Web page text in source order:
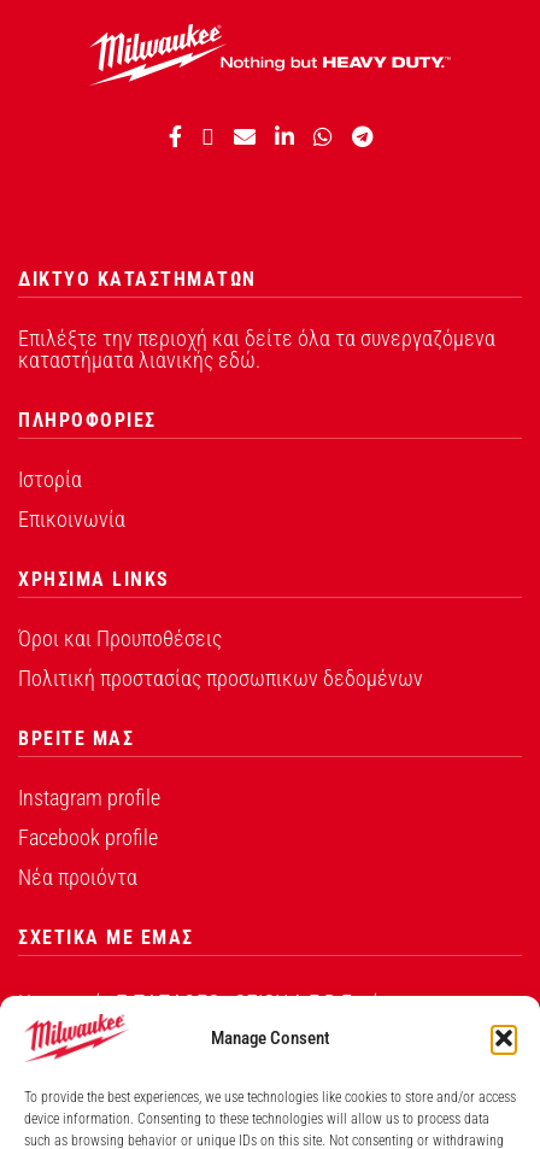
Manage Consent
To provide the best experiences, we use technologies like cookies to store and/or access
device information. Consenting to these technologies will allow us to process data
such as browsing behavior or unique IDs on this site. Not consenting or withdrawing
ΔΙΚΤΥΟ ΚΑΤΑΣΤΗΜΑΤΩΝ
Επιλέξτε την περιοχή και δείτε όλα τα συνεργαζόμενα
καταστήματα λιανικής εδώ.
ΠΛΗΡΟΦΟΡΙΕΣ
Ιστορία
Επικοινωνία
ΧΡΗΣΙΜΑ LINKS
Όροι και Προυποθέσεις
Πολιτική προστασίας προσωπικων δεδομένων
ΒΡΕΙΤΕ ΜΑΣ
Instagram profile
Facebook profile
Νέα προιόντα
ΣΧΕΤΙΚΑ ΜΕ ΕΜΑΣ
Η εταιρεία Σ.ΠΑΠΑΘΕΟ∆ΟΣΙΟΥ Α.Ε.Β.Ε. είναι ο
εξουσιοδοτημένος αντιπρόσωπος από την Techtronic
Industries Co. Ltd για τα προϊόντα που φέρουν το
λογότυπο Milwaukee στην Ελλάδα.